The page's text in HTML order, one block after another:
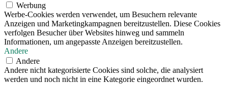
Werbung
Werbe-Cookies werden verwendet, um Besuchern relevante
Anzeigen und Marketingkampagnen bereitzustellen. Diese Cookies
verfolgen Besucher über Websites hinweg und sammeln
Informationen, um angepasste Anzeigen bereitzustellen.
Andere
Andere
Andere nicht kategorisierte Cookies sind solche, die analysiert
werden und noch nicht in eine Kategorie eingeordnet wurden.